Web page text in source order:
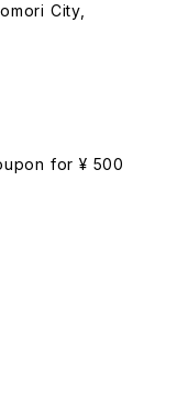
City,
for ¥ 500